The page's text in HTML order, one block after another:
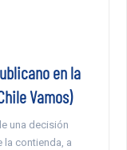
en la
Vamos)
una decisión
la contienda, a